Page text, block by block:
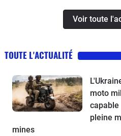
KTM à la
Voir toute
TOUTE L'ACTUALITÉ
moto
capable
pleine
mines